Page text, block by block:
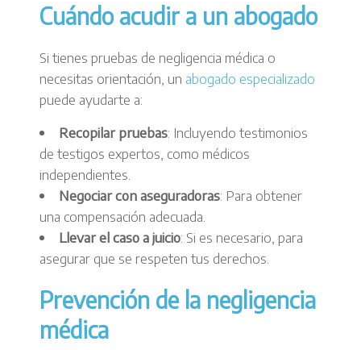
Cuándo acudir a un abogado
Si tienes pruebas de negligencia médica o
necesitas orientación, un abogado especializado
puede ayudarte a:
Recopilar pruebas: Incluyendo testimonios
de testigos expertos, como médicos
independientes.
Negociar con aseguradoras: Para obtener
una compensación adecuada.
Llevar el caso a juicio: Si es necesario, para
asegurar que se respeten tus derechos.
Prevención de la negligencia
médica